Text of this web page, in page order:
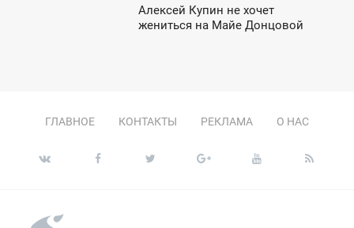
Алексей Купин не хочет
жениться на Майе Донцовой
ГЛАВНОЕ КОНТАКТЫ РЕКЛАМА О НАС